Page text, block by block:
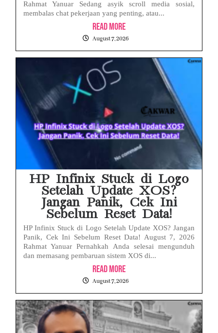
Rahmat Yanuar Sedang asyik scroll media sosial,
membalas chat pekerjaan yang penting, atau...
Read More
August 7, 2026
HP Infinix Stuck di Logo
Setelah Update XOS?
Jangan Panik, Cek Ini
Sebelum Reset Data!
HP Infinix Stuck di Logo Setelah Update XOS? Jangan
Panik, Cek Ini Sebelum Reset Data! August 7, 2026
Rahmat Yanuar Pernahkah Anda selesai mengunduh
dan memasang pembaruan sistem XOS di...
Read More
August 7, 2026